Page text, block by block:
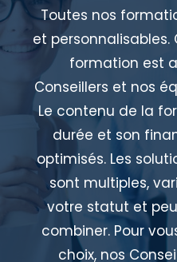
Toutes nos
et
formation est
Conseillers et nos
Le contenu de la
durée et son
optimisés. Les
sont multiples,
votre statut et
combiner. Pour
choix, nos